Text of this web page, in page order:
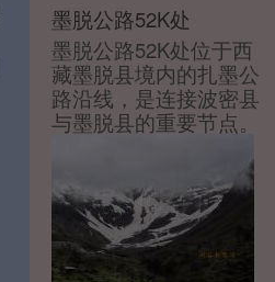
墨脱公路52K处
墨脱公路52K处位于西
藏墨脱县境内的扎墨公
路沿线，是连接波密县
与墨脱县的重要节点。